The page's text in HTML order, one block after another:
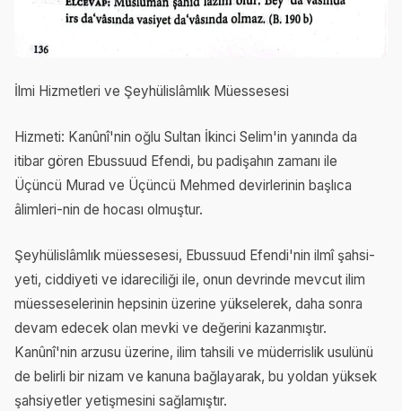
İlmi Hizmetleri ve Şeyhülislâmlık Müessesesi
Hizmeti: Kanûnî'nin oğlu Sultan İkinci Selim'in yanında da
itibar gören Ebussuud Efendi, bu padişahın zamanı ile
Üçüncü Murad ve Üçüncü Mehmed devirlerinin başlıca
âlimleri-nin de hocası olmuştur.
Şeyhülislâmlık müessesesi, Ebussuud Efendi'nin ilmî şahsi-
yeti, ciddiyeti ve idareciliği ile, onun devrinde mevcut ilim
müesseselerinin hepsinin üzerine yükselerek, daha sonra
devam edecek olan mevki ve değerini kazanmıştır.
Kanûnî'nin arzusu üzerine, ilim tahsili ve müderrislik usulünü
de belirli bir nizam ve kanuna bağlayarak, bu yoldan yüksek
şahsiyetler yetişmesini sağlamıştır.